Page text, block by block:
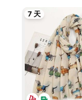
7 天